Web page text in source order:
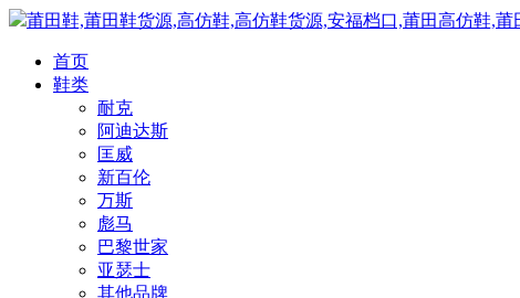
莆田鞋,莆田鞋货源,高仿鞋,高仿鞋货源,安福档口,莆田高仿鞋,
首页
鞋类
耐克
阿迪达斯
匡威
新百伦
万斯
彪马
巴黎世家
亚瑟士
其他品牌